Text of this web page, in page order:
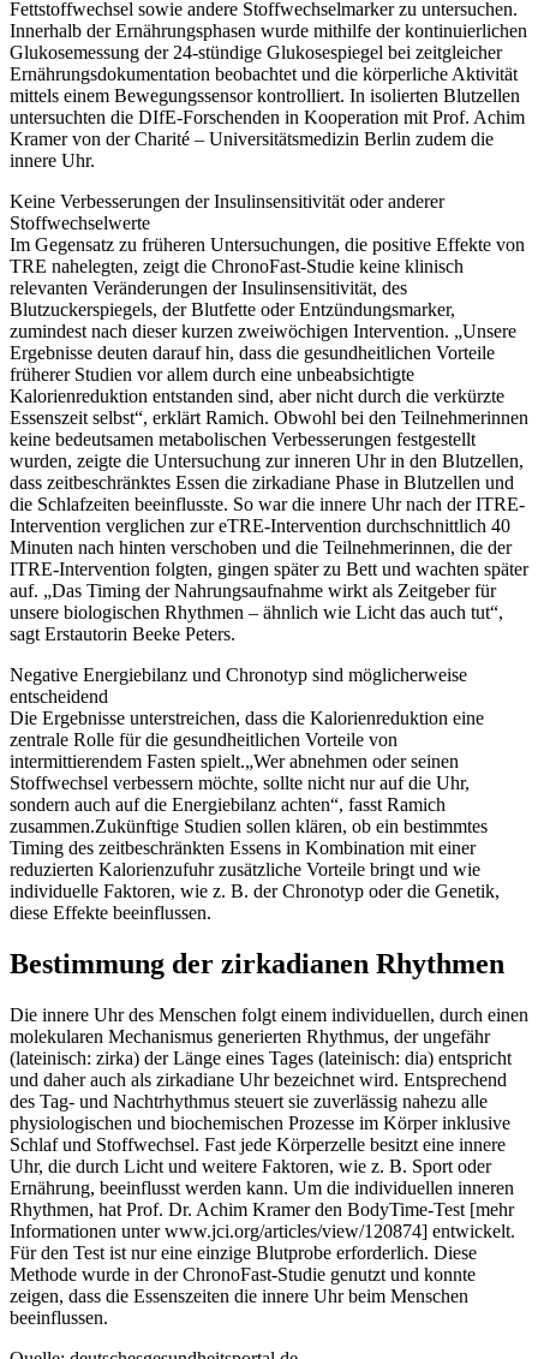
Fettstoffwechsel sowie andere Stoffwechselmarker zu untersuchen.
Innerhalb der Ernährungsphasen wurde mithilfe der kontinuierlichen
Glukosemessung der 24-stündige Glukosespiegel bei zeitgleicher
Ernährungsdokumentation beobachtet und die körperliche Aktivität
mittels einem Bewegungssensor kontrolliert. In isolierten Blutzellen
untersuchten die DIfE-Forschenden in Kooperation mit Prof. Achim
Kramer von der Charité – Universitätsmedizin Berlin zudem die
innere Uhr.
Keine Verbesserungen der Insulinsensitivität oder anderer
Stoffwechselwerte
Im Gegensatz zu früheren Untersuchungen, die positive Effekte von
TRE nahelegten, zeigt die ChronoFast-Studie keine klinisch
relevanten Veränderungen der Insulinsensitivität, des
Blutzuckerspiegels, der Blutfette oder Entzündungsmarker,
zumindest nach dieser kurzen zweiwöchigen Intervention. „Unsere
Ergebnisse deuten darauf hin, dass die gesundheitlichen Vorteile
früherer Studien vor allem durch eine unbeabsichtigte
Kalorienreduktion entstanden sind, aber nicht durch die verkürzte
Essenszeit selbst“, erklärt Ramich. Obwohl bei den Teilnehmerinnen
keine bedeutsamen metabolischen Verbesserungen festgestellt
wurden, zeigte die Untersuchung zur inneren Uhr in den Blutzellen,
dass zeitbeschränktes Essen die zirkadiane Phase in Blutzellen und
die Schlafzeiten beeinflusste. So war die innere Uhr nach der ITRE-
Intervention verglichen zur eTRE-Intervention durchschnittlich 40
Minuten nach hinten verschoben und die Teilnehmerinnen, die der
ITRE-Intervention folgten, gingen später zu Bett und wachten später
auf. „Das Timing der Nahrungsaufnahme wirkt als Zeitgeber für
unsere biologischen Rhythmen – ähnlich wie Licht das auch tut“,
sagt Erstautorin Beeke Peters.
Negative Energiebilanz und Chronotyp sind möglicherweise
entscheidend
Die Ergebnisse unterstreichen, dass die Kalorienreduktion eine
zentrale Rolle für die gesundheitlichen Vorteile von
intermittierendem Fasten spielt.„Wer abnehmen oder seinen
Stoffwechsel verbessern möchte, sollte nicht nur auf die Uhr,
sondern auch auf die Energiebilanz achten“, fasst Ramich
zusammen.Zukünftige Studien sollen klären, ob ein bestimmtes
Timing des zeitbeschränkten Essens in Kombination mit einer
reduzierten Kalorienzufuhr zusätzliche Vorteile bringt und wie
individuelle Faktoren, wie z. B. der Chronotyp oder die Genetik,
diese Effekte beeinflussen.
Bestimmung der zirkadianen Rhythmen
Die innere Uhr des Menschen folgt einem individuellen, durch einen
molekularen Mechanismus generierten Rhythmus, der ungefähr
(lateinisch: zirka) der Länge eines Tages (lateinisch: dia) entspricht
und daher auch als zirkadiane Uhr bezeichnet wird. Entsprechend
des Tag- und Nachtrhythmus steuert sie zuverlässig nahezu alle
physiologischen und biochemischen Prozesse im Körper inklusive
Schlaf und Stoffwechsel. Fast jede Körperzelle besitzt eine innere
Uhr, die durch Licht und weitere Faktoren, wie z. B. Sport oder
Ernährung, beeinflusst werden kann. Um die individuellen inneren
Rhythmen, hat Prof. Dr. Achim Kramer den BodyTime-Test [mehr
Informationen unter www.jci.org/articles/view/120874] entwickelt.
Für den Test ist nur eine einzige Blutprobe erforderlich. Diese
Methode wurde in der ChronoFast-Studie genutzt und konnte
zeigen, dass die Essenszeiten die innere Uhr beim Menschen
beeinflussen.